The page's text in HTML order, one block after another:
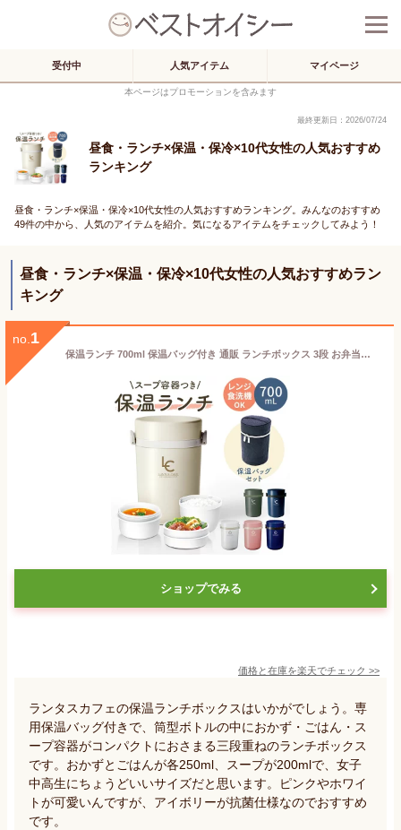
受付中 人気アイテム マイページ
本ページはプロモーションを含みます
最終更新日：2026/07/24
昼食・ランチ×保温・保冷×10代女性の人気おすすめ
ランキング
昼食・ランチ×保温・保冷×10代女性の人気おすすめランキング。みんなのおすすめ
49件の中から、人気のアイテムを紹介。気になるアイテムをチェックしてみよう！
昼食・ランチ×保温・保冷×10代女性の人気おすすめラン
キング
no. 1
保温ランチ 700ml 保温バッグ付き 通販 ランチボックス 3段 お弁当箱 三段 レディース メンズ 保温 保冷 電子レンジ対応 食洗機OK ランチポット 保温弁当箱 保温ランチジャー 女子 男子 ステンレス製 スケーター スープ 麺類 つけめん
ショップでみる
価格と在庫を楽天でチェック >>
ランタスカフェの保温ランチボックスはいかがでしょう。専
用保温バッグ付きで、筒型ボトルの中におかず・ごはん・ス
ープ容器がコンパクトにおさまる三段重ねのランチボックス
です。おかずとごはんが各250ml、スープが200mlで、女子
中高生にちょうどいいサイズだと思います。ピンクやホワイ
トが可愛いんですが、アイボリーが抗菌仕様なのでおすすめ
です。